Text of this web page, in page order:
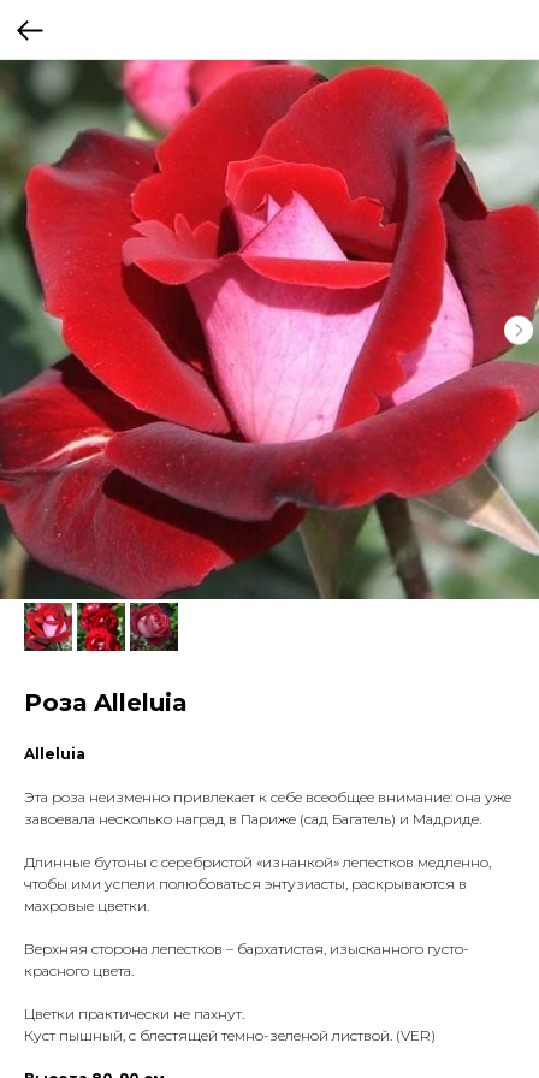
Роза Alleluia
Alleluia
Эта роза неизменно привлекает к себе всеобщее внимание: она уже
завоевала несколько наград в Париже (сад Багатель) и Мадриде.
Длинные бутоны с серебристой «изнанкой» лепестков медленно,
чтобы ими успели полюбоваться энтузиасты, раскрываются в
махровые цветки.
Верхняя сторона лепестков – бархатистая, изысканного густо-
красного цвета.
Цветки практически не пахнут.
Куст пышный, с блестящей темно-зеленой листвой. (VER)